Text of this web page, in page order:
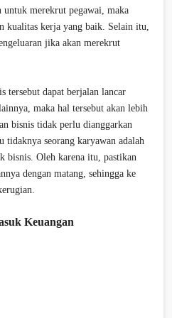
untuk merekrut pegawai, maka
kualitas kerja yang baik. Selain itu,
jika akan merekrut
tersebut dapat berjalan lancar
maka hal tersebut akan lebih
bisnis tidak perlu dianggarkan
seorang karyawan adalah
bisnis. Oleh karena itu, pastikan
dengan matang, sehingga ke
Keuangan